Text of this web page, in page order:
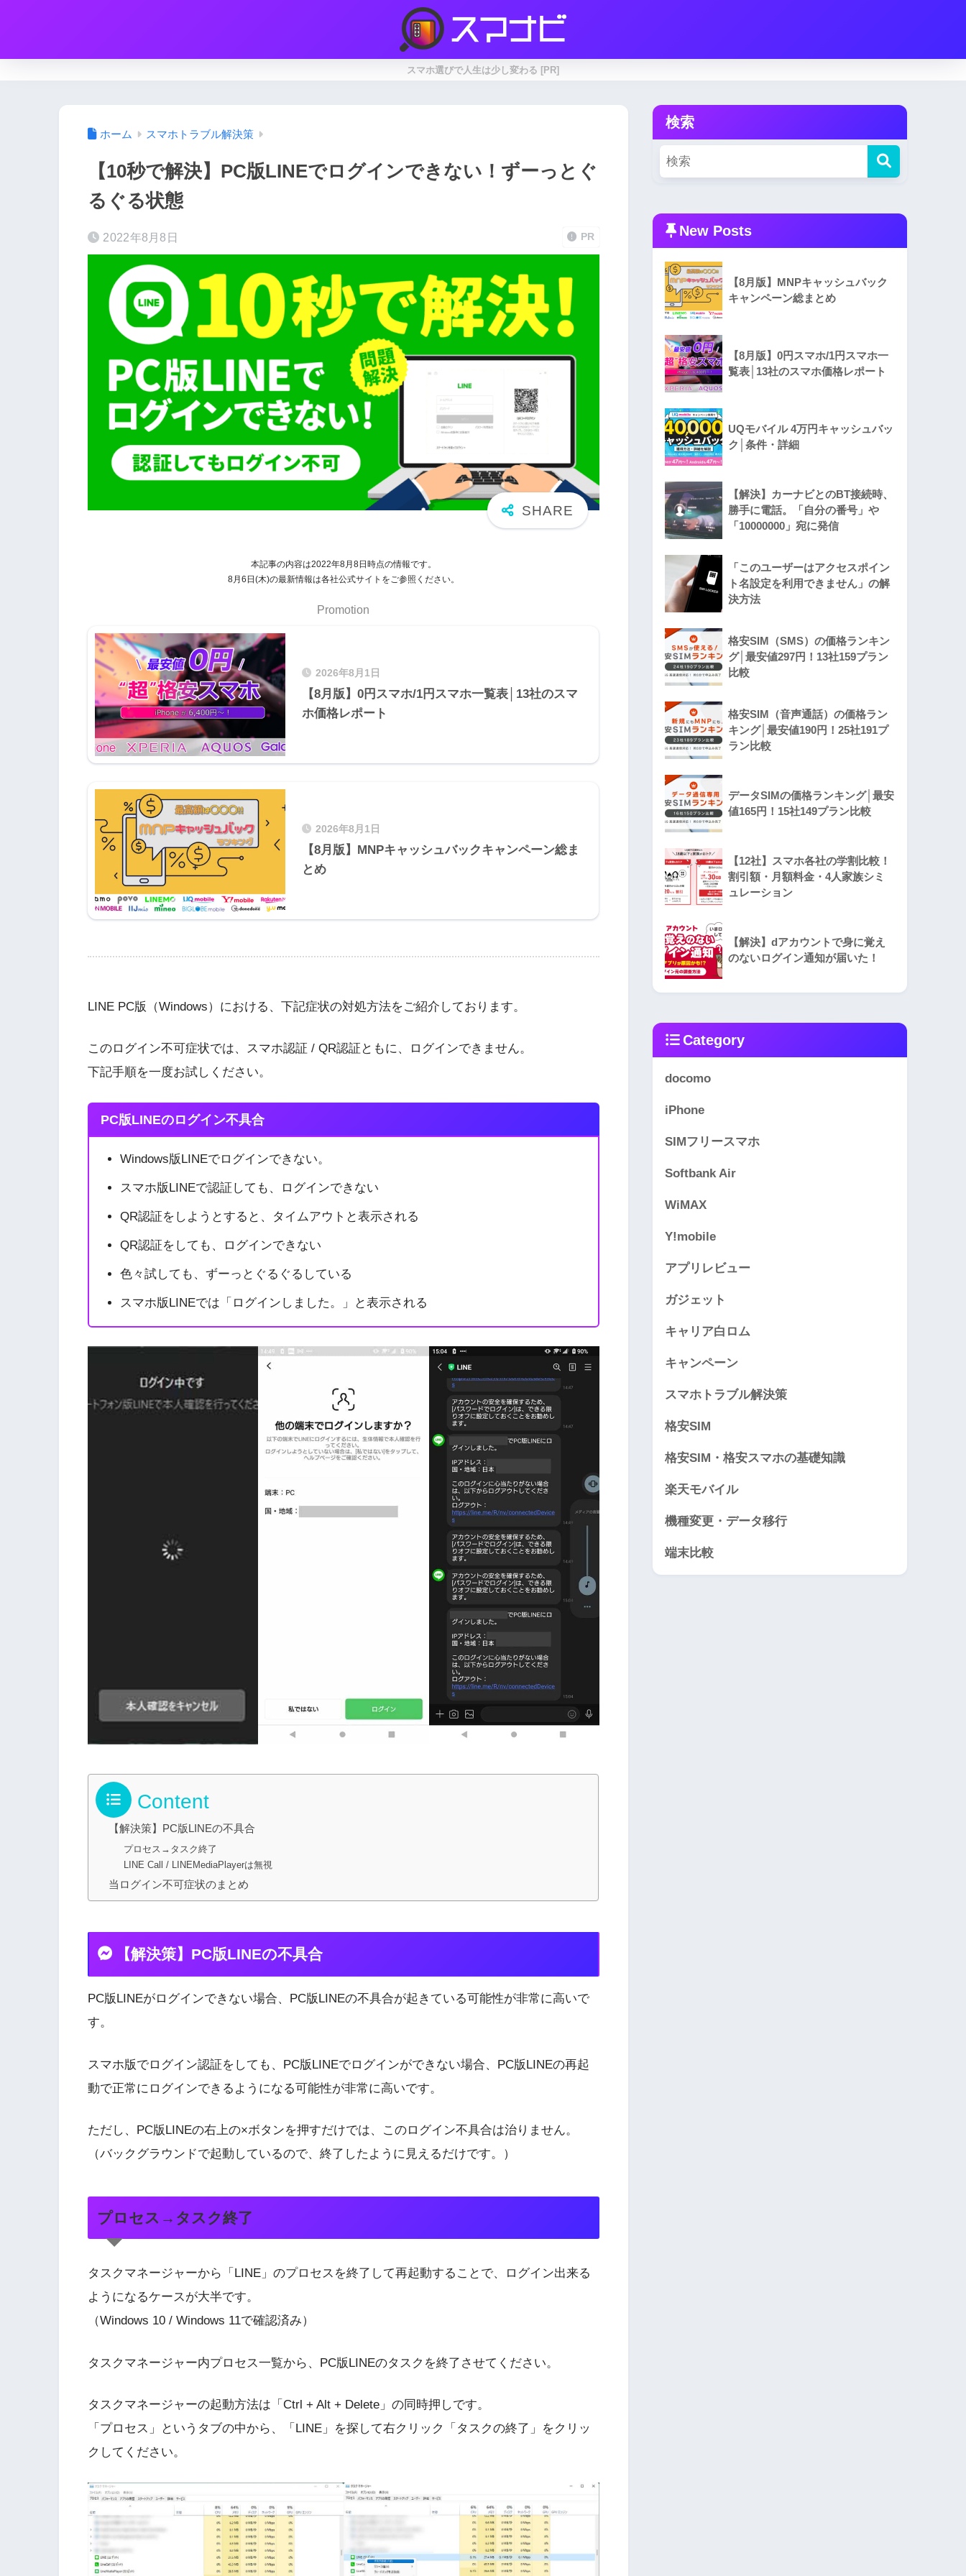
スマホ選びで人生は少し変わる [PR]
ホーム スマホトラブル解決策
【10秒で解決】PC版LINEでログインできない！ずーっとぐ
るぐる状態
2022年8月8日 PR
本記事の内容は2022年8月8日時点の情報です。
8月6日(木)の最新情報は各社公式サイトをご参照ください。
Promotion
2026年8月1日
【8月版】0円スマホ/1円スマホ一覧表│13社のスマ
ホ価格レポート
2026年8月1日
【8月版】MNPキャッシュバックキャンペーン総ま
とめ
LINE PC版（Windows）における、下記症状の対処方法をご紹介しております。
このログイン不可症状では、スマホ認証 / QR認証ともに、ログインできません。
下記手順を一度お試しください。
PC版LINEのログイン不具合
Windows版LINEでログインできない。
スマホ版LINEで認証しても、ログインできない
QR認証をしようとすると、タイムアウトと表示される
QR認証をしても、ログインできない
色々試しても、ずーっとぐるぐるしている
スマホ版LINEでは「ログインしました。」と表示される
Content
【解決策】PC版LINEの不具合
プロセス→タスク終了
LINE Call / LINEMediaPlayerは無視
当ログイン不可症状のまとめ
【解決策】PC版LINEの不具合
PC版LINEがログインできない場合、PC版LINEの不具合が起きている可能性が非常に高いで
す。
スマホ版でログイン認証をしても、PC版LINEでログインができない場合、PC版LINEの再起
動で正常にログインできるようになる可能性が非常に高いです。
ただし、PC版LINEの右上の×ボタンを押すだけでは、このログイン不具合は治りません。
（バックグラウンドで起動しているので、終了したように見えるだけです。）
プロセス→タスク終了
タスクマネージャーから「LINE」のプロセスを終了して再起動することで、ログイン出来る
ようになるケースが大半です。
（Windows 10 / Windows 11で確認済み）
タスクマネージャー内プロセス一覧から、PC版LINEのタスクを終了させてください。
タスクマネージャーの起動方法は「Ctrl + Alt + Delete」の同時押しです。
「プロセス」というタブの中から、「LINE」を探して右クリック「タスクの終了」をクリッ
クしてください。
検索
New Posts
【8月版】MNPキャッシュバック
キャンペーン総まとめ
【8月版】0円スマホ/1円スマホ一
覧表│13社のスマホ価格レポート
UQモバイル 4万円キャッシュバッ
ク│条件・詳細
【解決】カーナビとのBT接続時、
勝手に電話。「自分の番号」や
「10000000」宛に発信
「このユーザーはアクセスポイン
ト名設定を利用できません」の解
決方法
格安SIM（SMS）の価格ランキン
グ│最安値297円！13社159プラン
比較
格安SIM（音声通話）の価格ラン
キング│最安値190円！25社191プ
ラン比較
データSIMの価格ランキング│最安
値165円！15社149プラン比較
【12社】スマホ各社の学割比較！
割引額・月額料金・4人家族シミ
ュレーション
【解決】dアカウントで身に覚え
のないログイン通知が届いた！
Category
docomo
iPhone
SIMフリースマホ
Softbank Air
WiMAX
Y!mobile
アプリレビュー
ガジェット
キャリア白ロム
キャンペーン
スマホトラブル解決策
格安SIM
格安SIM・格安スマホの基礎知識
楽天モバイル
機種変更・データ移行
端末比較